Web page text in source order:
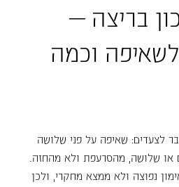
בריצה —
וכמה
לצעדים: שאיפה על פני שלושה
או שלושה, מהסרעפת ולא מהחזה.
נפוצה ולא ממצא מחקרי, ולכן